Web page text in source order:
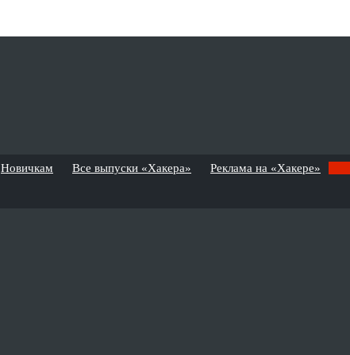
Новичкам Все выпуски «Хакера» Реклама на «Хакере»